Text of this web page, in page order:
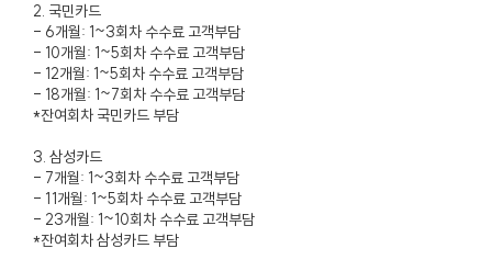
2. 국민카드
- 6개월: 1~3회차 수수료 고객부담
- 10개월: 1~5회차 수수료 고객부담
- 12개월: 1~5회차 수수료 고객부담
- 18개월: 1~7회차 수수료 고객부담
*잔여회차 국민카드 부담
3. 삼성카드
- 7개월: 1~3회차 수수료 고객부담
- 11개월: 1~5회차 수수료 고객부담
- 23개월: 1~10회차 수수료 고객부담
*잔여회차 삼성카드 부담